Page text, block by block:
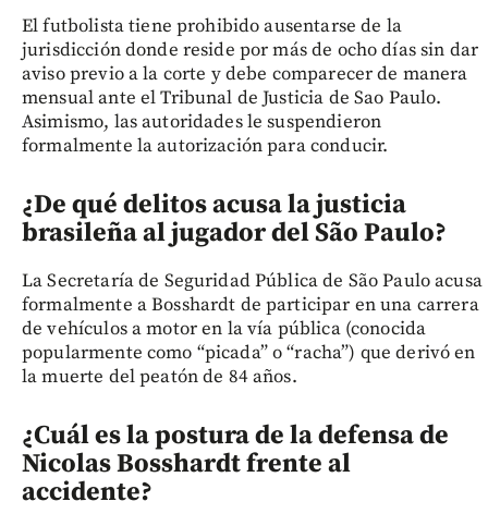
El futbolista tiene prohibido ausentarse de la
jurisdicción donde reside por más de ocho días sin dar
aviso previo a la corte y debe comparecer de manera
mensual ante el Tribunal de Justicia de Sao Paulo.
Asimismo, las autoridades le suspendieron
formalmente la autorización para conducir.
¿De qué delitos acusa la justicia
brasileña al jugador del São Paulo?
La Secretaría de Seguridad Pública de São Paulo acusa
formalmente a Bosshardt de participar en una carrera
de vehículos a motor en la vía pública (conocida
popularmente como “picada” o “racha”) que derivó en
la muerte del peatón de 84 años.
¿Cuál es la postura de la defensa de
Nicolas Bosshardt frente al
accidente?